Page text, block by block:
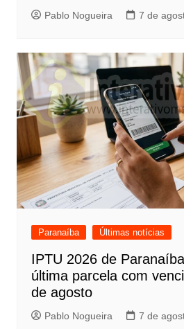
Pablo Nogueira 7 de
Paranaíba Últimas notícias
IPTU 2026 de
última parcela com
de agosto
Pablo Nogueira 7 de